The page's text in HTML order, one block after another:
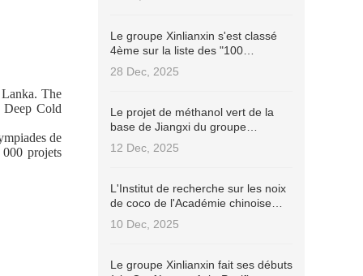
The
Cold
de
projets
cotées en bourse avec les
par Wind.
Le groupe Xinlianxin s'est classé
4ème sur la liste des "100
entreprises d'engrais les plus
influentes en Chine en 2025".
28 Dec, 2025
Le projet de méthanol vert de la
base de Jiangxi du groupe
Xinlianxin a passé avec succès la
certification internationale de
carbone (ISCC EU).
12 Dec, 2025
L'Institut de recherche sur les noix
de coco de l'Académie chinoise
des sciences agricoles tropicales a
signé un contrat avec le groupe
conjointement des engrais
10 Dec, 2025
Le groupe Xinlianxin fait ses débuts